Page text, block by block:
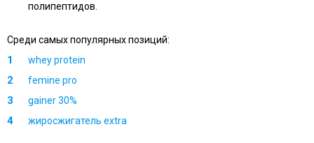
полипептидов.
Среди самых популярных позиций:
whey protein
femine pro
gainer 30%
жиросжигатель extra